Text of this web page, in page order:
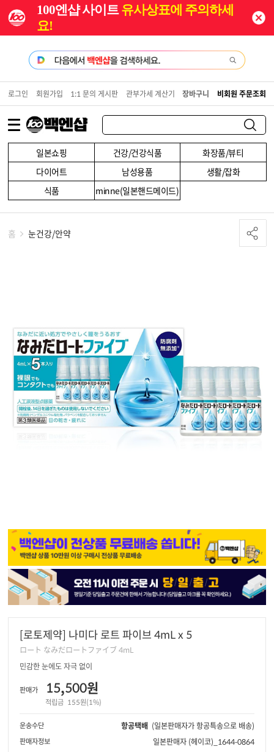
100엔샵 사이트유사상표에 주의하세
요!
일본쇼핑 건강/건강식품
화장품/뷰티
다이어트
남성용품
생활/잡화
식품
minne(일본핸드메이드)
로그인 회원가입 1:1 문의 게시판 관부가세 계산기 장바구니 비회원 주문조회
홈 눈건강/안약
[로토제약] 나미다 로트 파이브 4mL x 5
ロート なみだロートファイブ 4mL
민감한 눈에도 자극 없이
판매가 15,500원
적립금 155원(1%)
운송수단 항공택배 (일본판매자가 항공특송으로 배송)
판매자정보 일본판매자 (헤이코)_1644-0864